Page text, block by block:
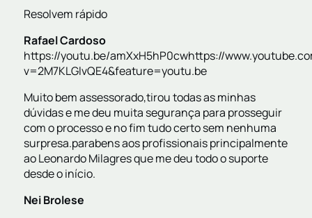
Resolvem rápido
Rafael Cardoso
https://youtu.be/amXxH5hP0cwhttps://
v=2M7KLGlvQE4&feature=youtu.be
Muito bem assessorado,tirou todas as minhas
dúvidas e me deu muita segurança para prosseguir
com o processo e no fim tudo certo sem nenhuma
surpresa.parabens aos profissionais principalmente
ao Leonardo Milagres que me deu todo o suporte
desde o início.
Nei Brolese